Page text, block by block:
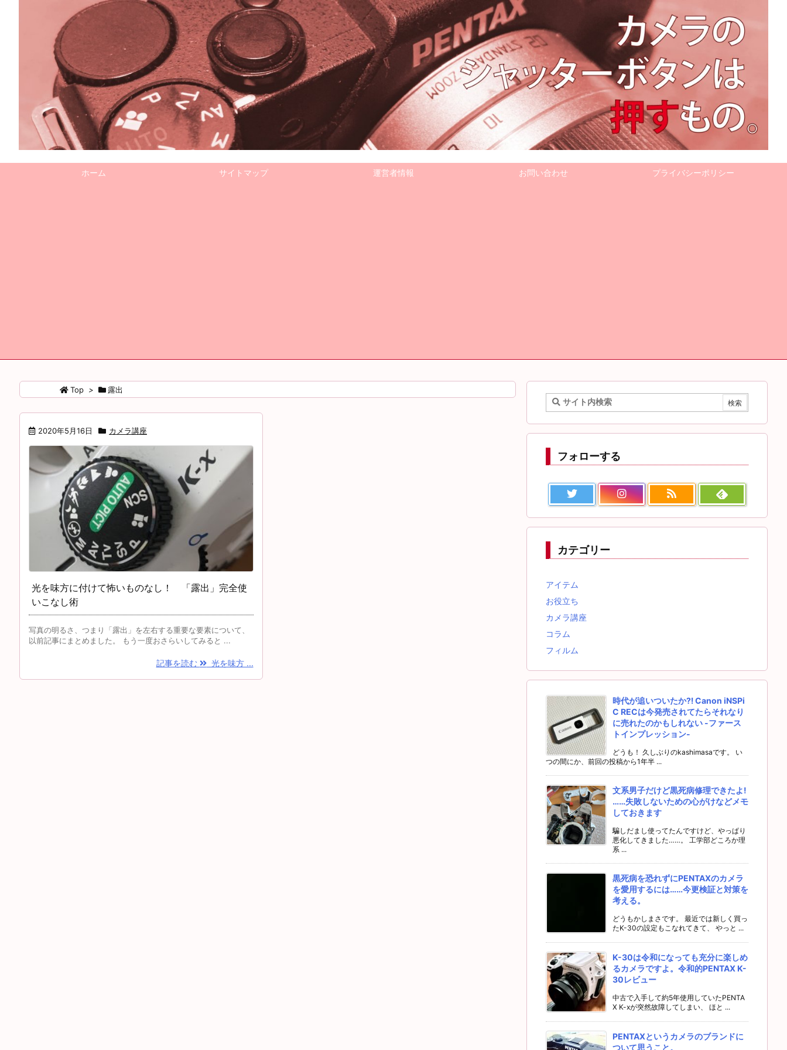
ホーム サイトマップ 運営者情報 お問い合わせ プライバシーポリシー
Top > 露出
2020年5月16日 カメラ講座
光を味方に付けて怖いものなし！ 「露出」完全使
いこなし術
写真の明るさ、つまり「露出」を左右する重要な要素について、
以前記事にまとめました。 もう一度おさらいしてみると ...
記事を読む 光を味方 ...
フォローする
カテゴリー
アイテム
お役立ち
カメラ講座
コラム
フィルム
時代が追いついたか⁈ Canon iNSPi
C RECは今発売されてたらそれなり
に売れたのかもしれない -ファース
トインプレッション-
どうも！ 久しぶりのkashimasaです。 い
つの間にか、前回の投稿から1年半 ...
文系男子だけど黒死病修理できたよ!
……失敗しないための心がけなどメモ
しておきます
騙しだまし使ってたんですけど、やっぱり
悪化してきました……。 工学部どころか理
系 ...
黒死病を恐れずにPENTAXのカメラ
を愛用するには……今更検証と対策を
考える。
どうもかしまさです。 最近では新しく買っ
たK-30の設定もこなれてきて、 やっと ...
K-30は令和になっても充分に楽しめ
るカメラですよ。令和的PENTAX K-
30レビュー
中古で入手して約5年使用していたPENTA
X K-xが突然故障してしまい、 ほと ...
PENTAXというカメラのブランドに
ついて思うこと。